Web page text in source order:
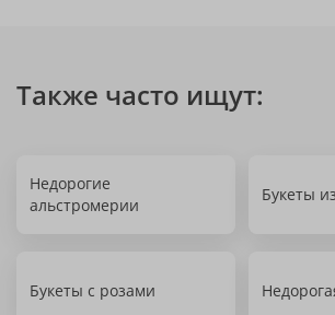
Также часто ищут:
Недорогие
альстромерии
Букеты
Букеты с розами